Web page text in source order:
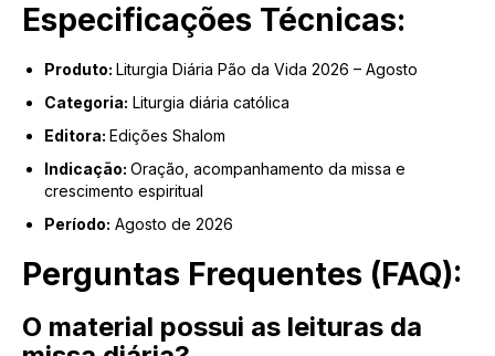
Especificações Técnicas:
Produto: Liturgia Diária Pão da Vida 2026 – Agosto
Categoria: Liturgia diária católica
Editora: Edições Shalom
Indicação: Oração, acompanhamento da missa e
crescimento espiritual
Período: Agosto de 2026
Perguntas Frequentes (FAQ):
O material possui as leituras da